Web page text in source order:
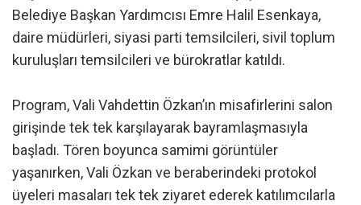
Belediye Başkan Yardımcısı Emre Halil Esenkaya,
daire müdürleri, siyasi parti temsilcileri, sivil toplum
kuruluşları temsilcileri ve bürokratlar katıldı.
Program, Vali Vahdettin Özkan’ın misafirlerini salon
girişinde tek tek karşılayarak bayramlaşmasıyla
başladı. Tören boyunca samimi görüntüler
yaşanırken, Vali Özkan ve beraberindeki protokol
üyeleri masaları tek tek ziyaret ederek katılımcılarla